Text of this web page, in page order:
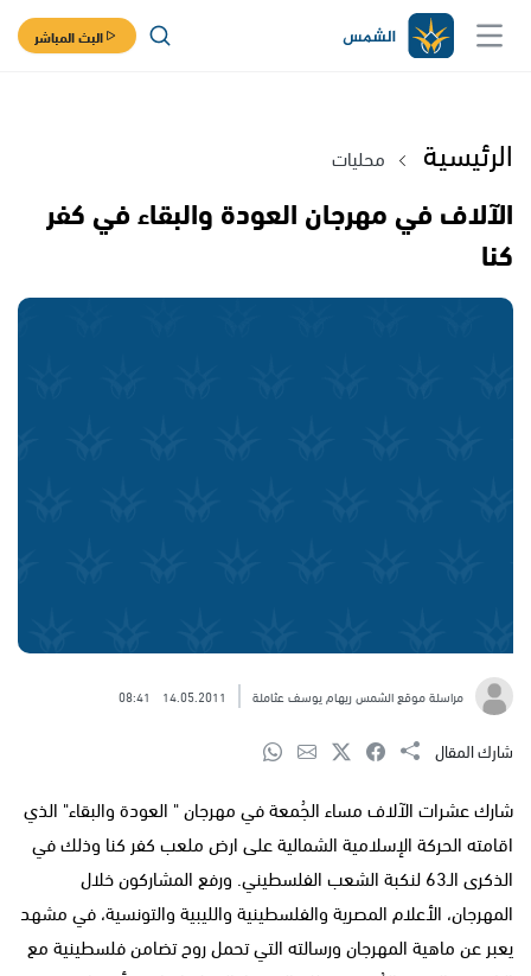
البث المباشر
الرئيسية محليات
الآلاف في مهرجان العودة والبقاء في كفر
كنا
مراسلة موقع الشمس ريهام يوسف عثاملة 14.05.2011
08:41
شارك المقال
شارك عشرات الآلاف مساء الجُمعة في مهرجان " العودة والبقاء" الذي
اقامته الحركة الإسلامية الشمالية على ارض ملعب كفر كنا وذلك في
الذكرى الـ63 لنكبة الشعب الفلسطيني. ورفع المشاركون خلال
المهرجان، الأعلام المصرية والفلسطينية والليبية والتونسية، في مشهد
يعبر عن ماهية المهرجان ورسالته التي تحمل روح تضامن فلسطينية مع